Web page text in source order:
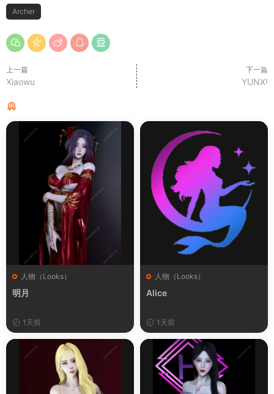
Archer
上一篇
Xiaowu
下一篇
YUNXI
人物（Looks）
明月
1天前
人物（Looks）
Alice
1天前